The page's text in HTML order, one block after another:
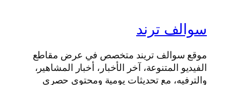
سوالف ترند
موقع سوالف تريند متخصص في عرض مقاطع
الفيديو المتنوعة، آخر الأخبار، أخبار المشاهير،
والترفيه، مع تحديثات يومية ومحتوى حصري